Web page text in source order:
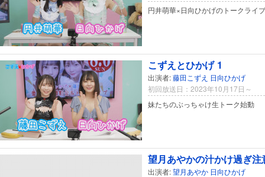
円井萌華×日向ひかげのトークライブ
こずえとひかげ 1
出演者:藤田こずえ 日向ひかげ
初回放送日：2023年10月17日～
妹たちのぶっちゃけ生トーク始動
望月あやかの汁かけ過ぎ注
出演者:望月あやか 日向ひかげ